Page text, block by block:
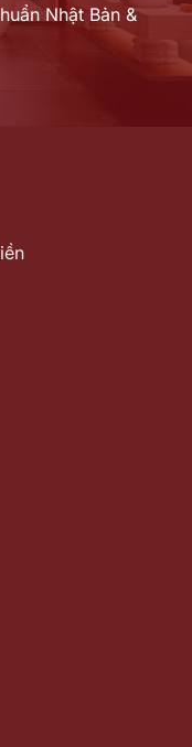
Nhật Bản &